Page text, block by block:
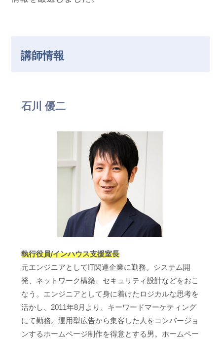
講師情報
石川 優二
執行役員/インハウス支援室長
元エンジニアとしてIT関連企業に勤務。システム開
発、ネットワーク構築、セキュリティ設計などをおこ
なう。エンジニアとして身に着けたロジカルな思考を
活かし、2011年8月より、キーワードマーケティング
にて勤務。運用型広告から集客した人をコンバージョ
ンするホームページ制作を得意とする男。ホームペー